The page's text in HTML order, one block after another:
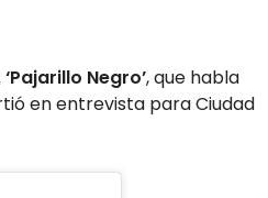
Negro’, que habla
en entrevista para Ciudad